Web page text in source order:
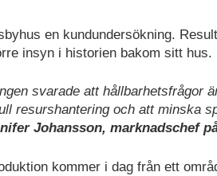
en kundundersökning.
insyn i historien bakom sitt hus.
svarade att hållbarhetsfrågor
resurshantering och att minska
Johansson, marknadschef
kommer i dag från ett